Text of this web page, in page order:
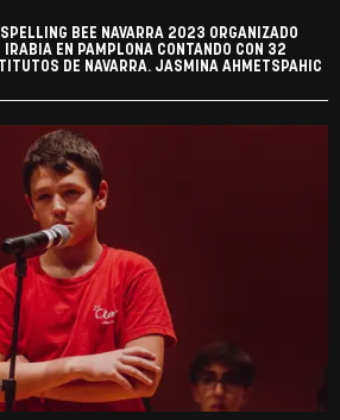
BEE NAVARRA 2023 ORGANIZADO
IRABIA EN PAMPLONA CONTANDO CON 32
DE NAVARRA. JASMINA AHMETSPAHIC